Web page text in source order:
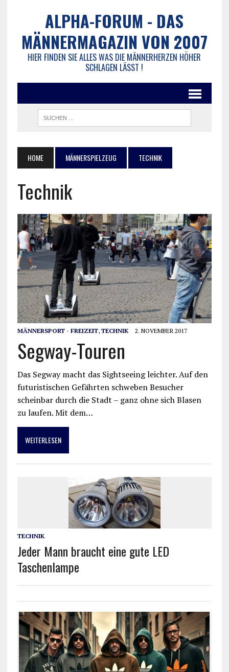
ALPHA-FORUM - DAS
MÄNNERMAGAZIN VON 2007
HIER FINDEN SIE ALLES WAS DIE MÄNNERHERZEN HÖHER
SCHLAGEN LÄSST !
HOME MÄNNERSPIELZEUG TECHNIK
Technik
MÄNNERSPORT - FREIZEIT, TECHNIK 2. NOVEMBER 2017
Segway-Touren
Das Segway macht das Sightseeing leichter. Auf den
futuristischen Gefährten schweben Besucher
scheinbar durch die Stadt – ganz ohne sich Blasen
zu laufen. Mit dem…
WEITERLESEN
TECHNIK
Jeder Mann braucht eine gute LED
Taschenlampe